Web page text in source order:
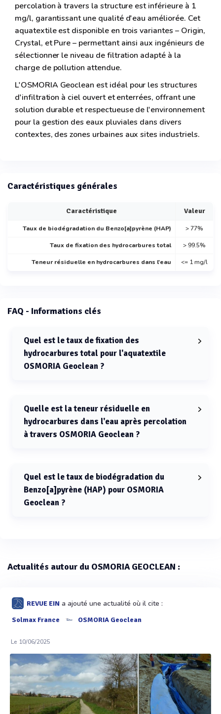
percolation à travers la structure est inférieure à 1
mg/l, garantissant une qualité d'eau améliorée. Cet
aquatextile est disponible en trois variantes – Origin,
Crystal, et Pure – permettant ainsi aux ingénieurs de
sélectionner le niveau de filtration adapté à la
charge de pollution attendue.
L'OSMORIA Geoclean est idéal pour les structures
d'infiltration à ciel ouvert et enterrées, offrant une
solution durable et respectueuse de l'environnement
pour la gestion des eaux pluviales dans divers
contextes, des zones urbaines aux sites industriels.
Caractéristiques générales
Caractéristique Valeur
Taux de biodégradation du Benzo[a]pyrène (HAP) > 77%
Taux de fixation des hydrocarbures total > 99.5%
Teneur résiduelle en hydrocarbures dans l'eau <= 1 mg/l
FAQ - Informations clés
Quel est le taux de fixation des
hydrocarbures total pour l'aquatextile
OSMORIA Geoclean ?
Quelle est la teneur résiduelle en
hydrocarbures dans l'eau après percolation
à travers OSMORIA Geoclean ?
inférieure ou égale à 1 mg/l.
Quel est le taux de biodégradation du
Benzo[a]pyrène (HAP) pour OSMORIA
Geoclean ?
Actualités autour du OSMORIA GEOCLEAN :
REVUE EIN a ajouté une actualité où il cite :
Solmax France OSMORIA Geoclean
Le 10/06/2025